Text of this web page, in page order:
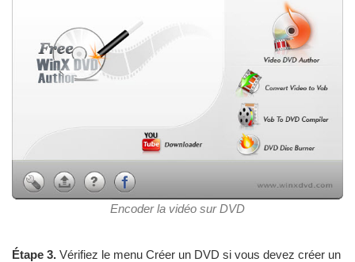
Encoder la vidéo sur DVD
Étape 3. Vérifiez le menu Créer un DVD si vous devez créer un